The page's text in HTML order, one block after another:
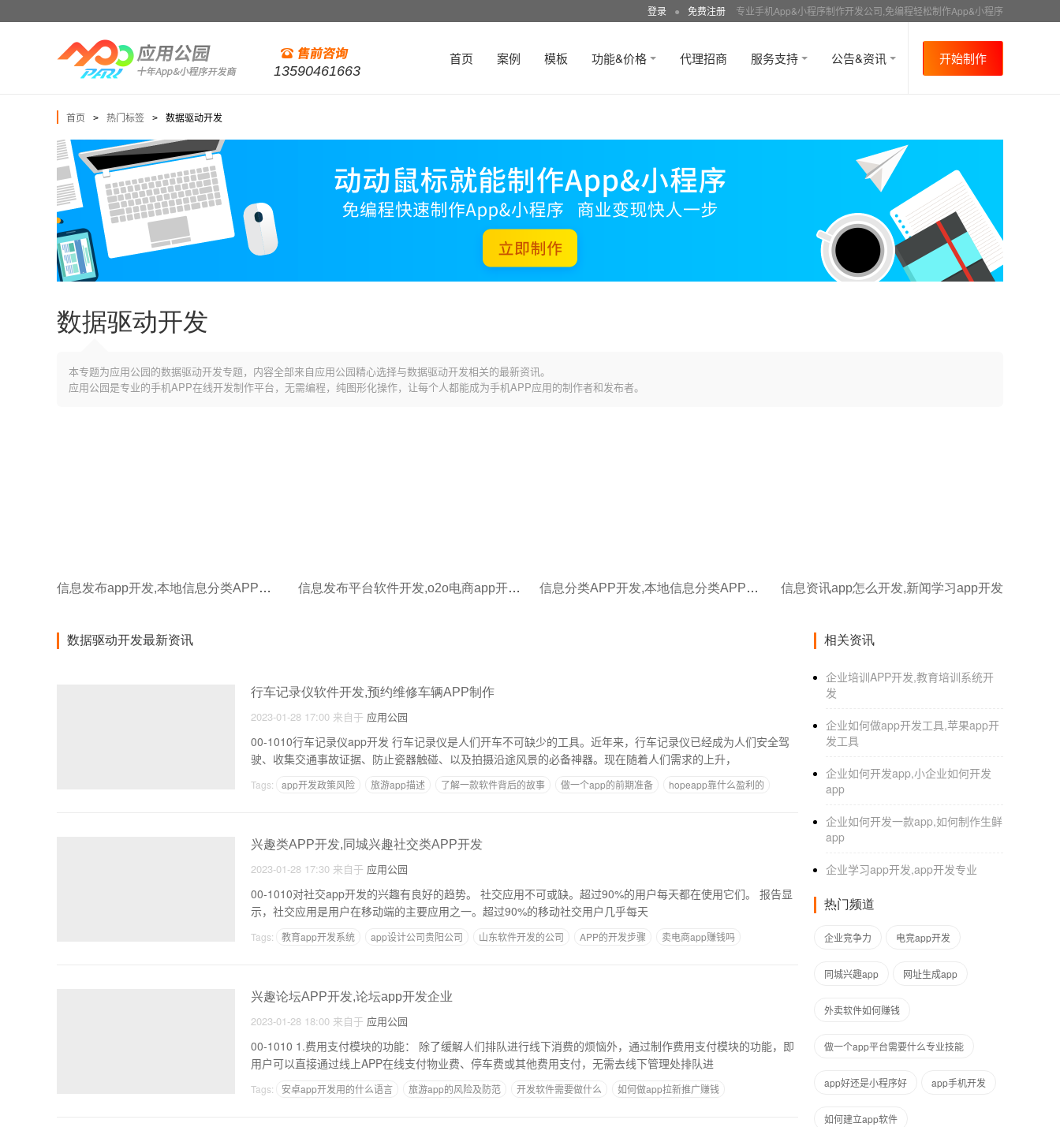
登录 ● 免费注册 专业手机App&小程序制作开发公司,免编程轻松制作App&小程序
13590461663
首页 案例 模板 功能&价格 代理招商 服务支持 公告&资讯 开始制作
首页 > 热门标签 > 数据驱动开发
数据驱动开发
本专题为应用公园的数据驱动开发专题，内容全部来自应用公园精心选择与数据驱动开发相关的最新资讯。
应用公园是专业的手机APP在线开发制作平台，无需编程，纯图形化操作，让每个人都能成为手机APP应用的制作者和发布者。
信息发布app开发,本地信息分类APP开发 信息发布平台软件开发,o2o电商app开发公司 信息分类APP开发,本地信息分类APP开发 信息资讯app怎么开发,新闻学习app开发
数据驱动开发最新资讯
行车记录仪软件开发,预约维修车辆APP制作
2023-01-28 17:00 来自于 应用公园
00-1010行车记录仪app开发 行车记录仪是人们开车不可缺少的工具。近年来，行车记录仪已经成为人们安全驾
驶、收集交通事故证据、防止瓷器触碰、以及拍摄沿途风景的必备神器。现在随着人们需求的上升，
Tags: app开发政策风险 旅游app描述 了解一款软件背后的故事 做一个app的前期准备
hopeapp靠什么盈利的
兴趣类APP开发,同城兴趣社交类APP开发
2023-01-28 17:30 来自于 应用公园
00-1010对社交app开发的兴趣有良好的趋势。 社交应用不可或缺。超过90%的用户每天都在使用它们。 报告显
示，社交应用是用户在移动端的主要应用之一。超过90%的移动社交用户几乎每天
Tags: 教育app开发系统 app设计公司贵阳公司 山东软件开发的公司 APP的开发步骤
卖电商app赚钱吗
兴趣论坛APP开发,论坛app开发企业
2023-01-28 18:00 来自于 应用公园
00-1010 1.费用支付模块的功能： 除了缓解人们排队进行线下消费的烦恼外，通过制作费用支付模块的功能，即
用户可以直接通过线上APP在线支付物业费、停车费或其他费用支付，无需去线下管理处排队进
Tags: 安卓app开发用的什么语言 旅游app的风险及防范 开发软件需要做什么
如何做app拉新推广赚钱
相关资讯
企业培训APP开发,教育培训系统开
发
企业如何做app开发工具,苹果app开
发工具
企业如何开发app,小企业如何开发
app
企业如何开发一款app,如何制作生鲜
app
企业学习app开发,app开发专业
热门频道
企业竞争力 电竞app开发
同城兴趣app 网址生成app
外卖软件如何赚钱
做一个app平台需要什么专业技能
app好还是小程序好 app手机开发
如何建立app软件